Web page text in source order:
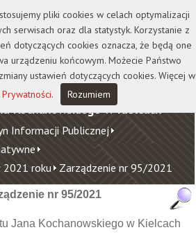
Biblioteka
Wydawnictwo
Kochanowskiego w Kielcach
Informacji Publicznej
2021 roku Zarządzenie nr 95/2021
nr 95/2021
Jana Kochanowskiego w Kielcach
pliki cookies w celach optymalizacji
serwisach oraz dla statystyk. Korzystanie z
dotyczących cookies oznacza, że będą one
urządzeniu końcowym. Możecie Państwo
ustawień dotyczących cookies. Więcej w
. Rozumiem